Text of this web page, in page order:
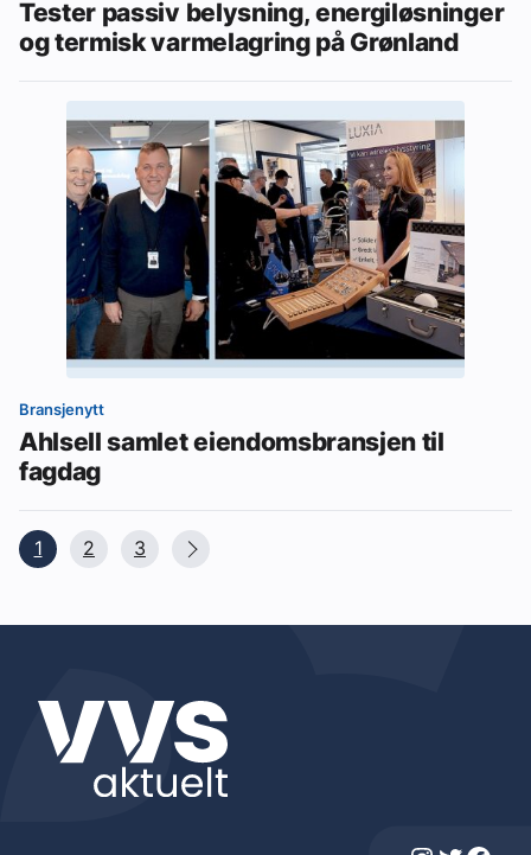
Tester passiv belysning, energiløsninger
og termisk varmelagring på Grønland
Bransjenytt
Ahlsell samlet eiendomsbransjen til
fagdag
1 2 3